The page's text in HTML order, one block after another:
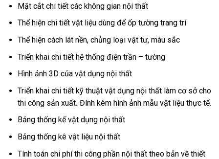
Mặt cắt chi tiết các không gian nội thất
Thể hiện chi tiết vật liệu dùng để ốp tường trang trí
Thể hiện cách lát nền, chủng loại vật tư, màu sắc
Triển khai chi tiết hệ thống điện trần – tường
Hình ảnh 3D của vật dụng nội thất
Triển khai chi tiết kỹ thuật vật dụng nội thất làm cơ sở cho
thi công sản xuất. Đính kèm hình ảnh mẫu vật liệu thực tế.
Bảng thống kế vật dụng nội thất
Bảng thống kê vật liệu nội thất
Tính toán chi phí thi công phần nội thất theo bản vẽ thiết